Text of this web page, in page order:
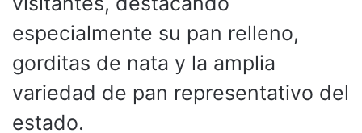
especialmente su pan relleno,
gorditas de nata y la amplia
variedad de pan representativo del
estado.